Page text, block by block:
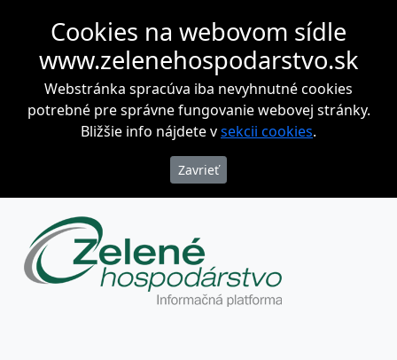
Cookies na webovom sídle
www.zelenehospodarstvo.sk
Webstránka spracúva iba nevyhnutné cookies
potrebné pre správne fungovanie webovej stránky.
Bližšie info nájdete vsekcii cookies.